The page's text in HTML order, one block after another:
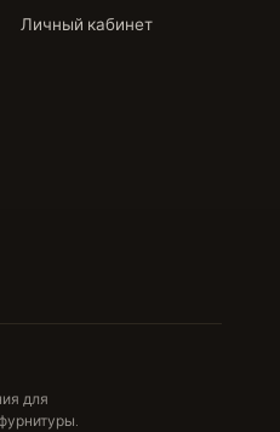
Личный кабинет
для